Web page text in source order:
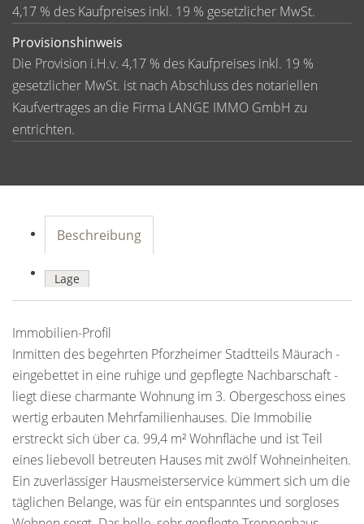
4,17 % des Kaufpreises inkl. 19 % gesetzlicher MwSt.
Provisionshinweis
Die Provision i.H.v. 4,17 % des Kaufpreises inkl. 19 %
gesetzlicher MwSt. ist nach Abschluss des notariellen
Kaufvertrages an die Firma LANGE IMMO GmbH zu
entrichten.
Beschreibung
Lage
Immobilien-Profil
Inmitten des begehrten Pforzheimer Stadtteils Mäurach -
eingebettet in eine ruhige und gepflegte Nachbarschaft -
liegt diese charmante Wohnung im 3. Obergeschoss eines
wertig erbauten Mehrfamilienhauses. Die Immobilie
erstreckt sich über ca. 99,4 m² Wohnfläche und ist Teil
eines liebevoll betreuten Hauses mit zwölf Wohneinheiten.
Ein zuverlässiger Hausmeisterservice kümmert sich um die
täglichen Belange, was für ein entspanntes und sorgloses